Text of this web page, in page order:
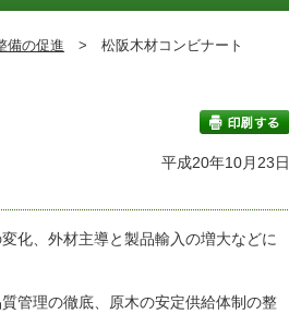
備の促進 > 松阪木材コンビナート
印刷する
平成20年10月23日
化、外材主導と製品輸入の増大などに
管理の徹底、原木の安定供給体制の整